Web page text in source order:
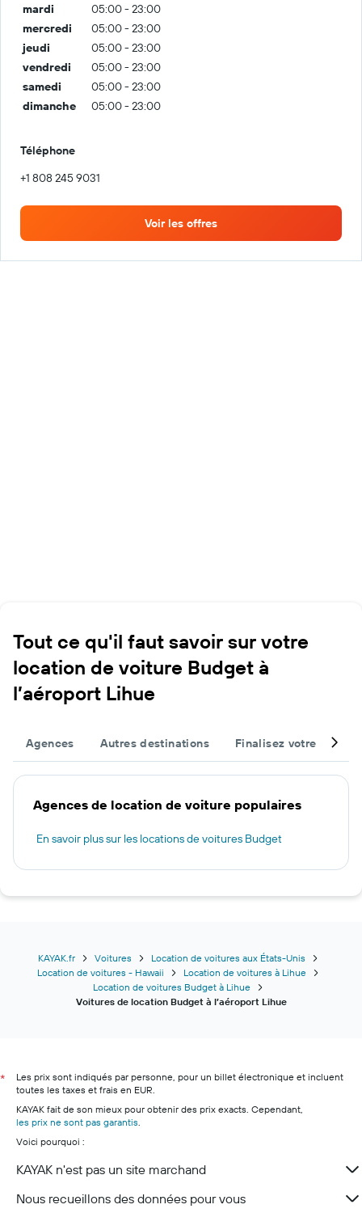
mardi
05:00 - 23:00
mercredi
05:00 - 23:00
jeudi
05:00 - 23:00
vendredi
05:00 - 23:00
samedi
05:00 - 23:00
dimanche
05:00 - 23:00
Téléphone
+1 808 245 9031
Voir les offres
Tout ce qu'il faut savoir sur votre
location de voiture Budget à
l’aéroport Lihue
Agences Autres destinations Finalisez votre voyage
Agences de location de voiture populaires
En savoir plus sur les locations de voitures Budget
KAYAK.fr Voitures
Location de voitures aux États-Unis
Location de voitures - Hawaii
Location de voitures à Lihue
Location de voitures Budget à Lihue
Voitures de location Budget à l’aéroport Lihue
*
Les prix sont indiqués par personne, pour un billet électronique et incluent
toutes les taxes et frais en EUR.
KAYAK fait de son mieux pour obtenir des prix exacts. Cependant,
les prix ne sont pas garantis
Voici pourquoi :
KAYAK n'est pas un site marchand
Nous recueillons des données pour vous